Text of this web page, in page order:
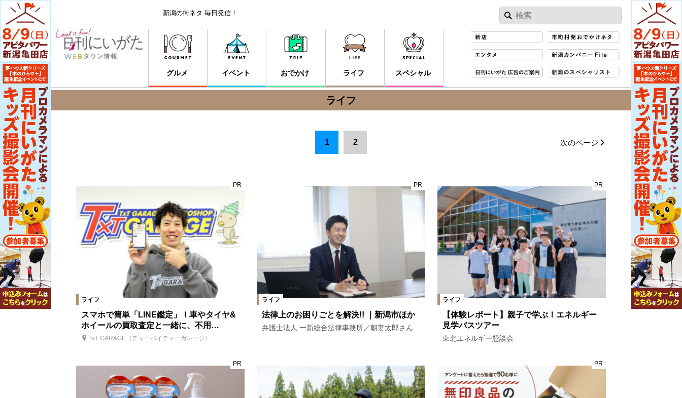
新潟の街ネタ 毎日発信！
グルメ イベント おでかけ ライフ スペシャル
ライフ
1 2 次のページ
ライフ
PR
スマホで簡単「LINE鑑定」！車やタイヤ&
ホイールの買取査定と一緒に、不用…
TxT GARAGE（ティーバイティーガレージ）
ライフ
PR
法律上のお困りごとを解決!! ｜新潟市ほか
弁護士法人 一新総合法律事務所／朝妻太郎さん
ライフ
PR
【体験レポート】親子で学ぶ！エネルギー
見学バスツアー
東北エネルギー懇談会
PR PR